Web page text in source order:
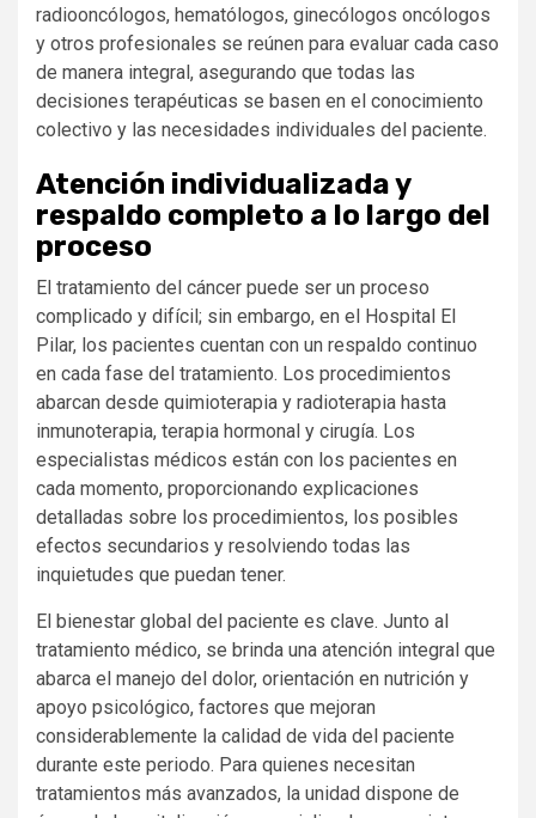
radiooncólogos, hematólogos, ginecólogos oncólogos
y otros profesionales se reúnen para evaluar cada caso
de manera integral, asegurando que todas las
decisiones terapéuticas se basen en el conocimiento
colectivo y las necesidades individuales del paciente.
Atención individualizada y
respaldo completo a lo largo del
proceso
El tratamiento del cáncer puede ser un proceso
complicado y difícil; sin embargo, en el Hospital El
Pilar, los pacientes cuentan con un respaldo continuo
en cada fase del tratamiento. Los procedimientos
abarcan desde quimioterapia y radioterapia hasta
inmunoterapia, terapia hormonal y cirugía. Los
especialistas médicos están con los pacientes en
cada momento, proporcionando explicaciones
detalladas sobre los procedimientos, los posibles
efectos secundarios y resolviendo todas las
inquietudes que puedan tener.
El bienestar global del paciente es clave. Junto al
tratamiento médico, se brinda una atención integral que
abarca el manejo del dolor, orientación en nutrición y
apoyo psicológico, factores que mejoran
considerablemente la calidad de vida del paciente
durante este periodo. Para quienes necesitan
tratamientos más avanzados, la unidad dispone de